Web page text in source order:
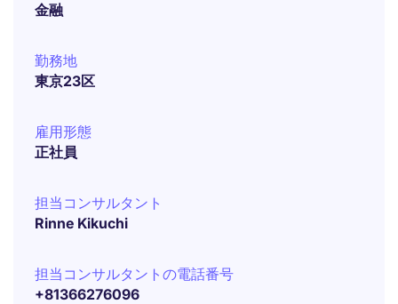
金融
勤務地
東京23区
雇用形態
正社員
担当コンサルタント
Rinne Kikuchi
担当コンサルタントの電話番号
+81366276096